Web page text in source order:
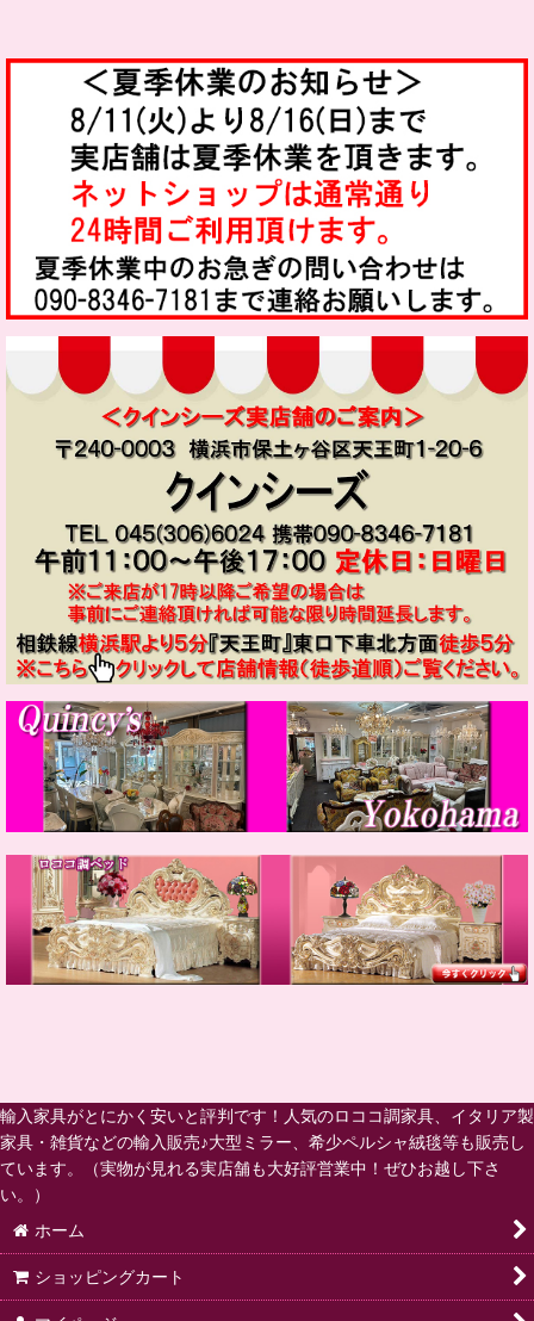
輸入家具がとにかく安いと評判です！人気のロココ調家具、イタリア製
家具・雑貨などの輸入販売♪大型ミラー、希少ペルシャ絨毯等も販売し
ています。（実物が見れる実店舗も大好評営業中！ぜひお越し下さ
い。）
ホーム
ショッピングカート